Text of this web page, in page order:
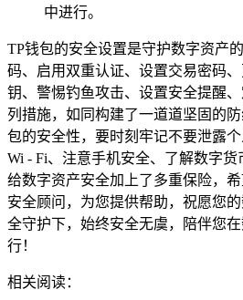
中进行。
TP钱包的安全设置是守护数字资产
码、启用双重认证、设置交易密码
钥、警惕钓鱼攻击、设置安全提醒
列措施，如同构建了一道道坚固的
包的安全性，要时刻牢记不要泄露
Wi - Fi、注意手机安全、了解数字货
给数字资产安全加上了多重保险，
安全顾问，为您提供帮助，祝愿您
全守护下，始终安全无虞，陪伴您
行！
相关阅读：